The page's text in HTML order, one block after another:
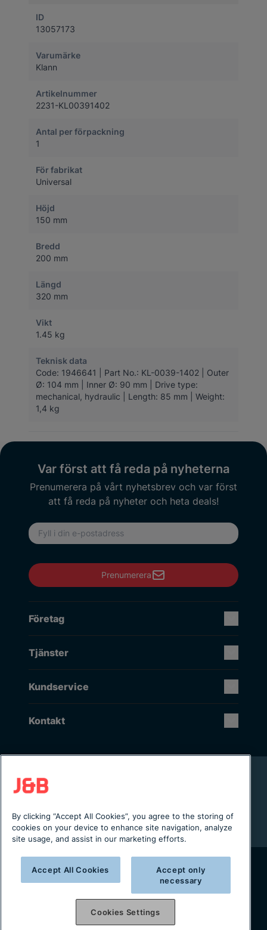
ID
13057173
Varumärke
Klann
Artikelnummer
2231-KL00391402
Antal per förpackning
1
För fabrikat
Universal
Höjd
150 mm
Bredd
200 mm
Längd
320 mm
Vikt
1.45 kg
Teknisk data
Code: 1946641 | Part No.: KL-0039-1402 | Outer
Ø: 104 mm | Inner Ø: 90 mm | Drive type:
mechanical, hydraulic | Length: 85 mm | Weight:
1,4 kg
Var först att få reda på nyheterna
Prenumerera på vårt nyhetsbrev och var först
att få reda på nyheter och heta deals!
E-postadress
Prenumerera
Företag
Tjänster
Kundservice
Kontakt
Rikstäckande installation & service
Lager i Sverige
Från projektering till installation
Copyright © 2025 J&B Maskinteknik AB
Organisationsnummer: 556490-2996
Integritetspolicy
By clicking “Accept All Cookies”, you agree to the storing of
cookies on your device to enhance site navigation, analyze
site usage, and assist in our marketing efforts.
Accept All Cookies
Accept only
necessary
Cookies Settings